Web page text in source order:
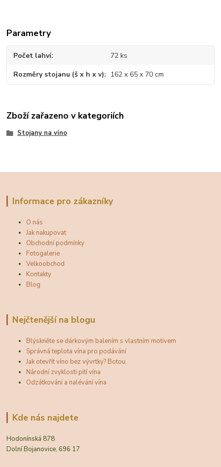
Parametry
Počet lahví 72 ks
Rozměry stojanu (š x h x v) 162 x 65 x 70 cm
Zboží zařazeno v kategoriích
Stojany na víno
Informace pro zákazníky
O nás
Jak nakupovat
Obchodní podmínky
Fotogalerie
Velkoobchod
Kontakty
Blog
Nejčtenější na blogu
Blýskněte se dárkovým balením s vlastním motivem
Správná teplota vína pro podávání
Jak otevřít víno bez vývrtky? Botou.
Národní zvyklosti pití vína
Odzátkování a nalévání vína
Kde nás najdete
Hodonínská 878
Dolní Bojanovice, 696 17